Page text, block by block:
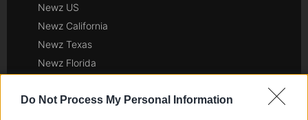
Do Not Process My Personal Information
Newz US
Newz California
Newz Texas
Newz Florida
Newz Pennsylvania